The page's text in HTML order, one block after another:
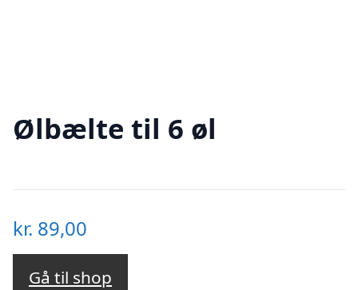
Ølbælte til 6 øl
kr. 89,00
Gå til shop